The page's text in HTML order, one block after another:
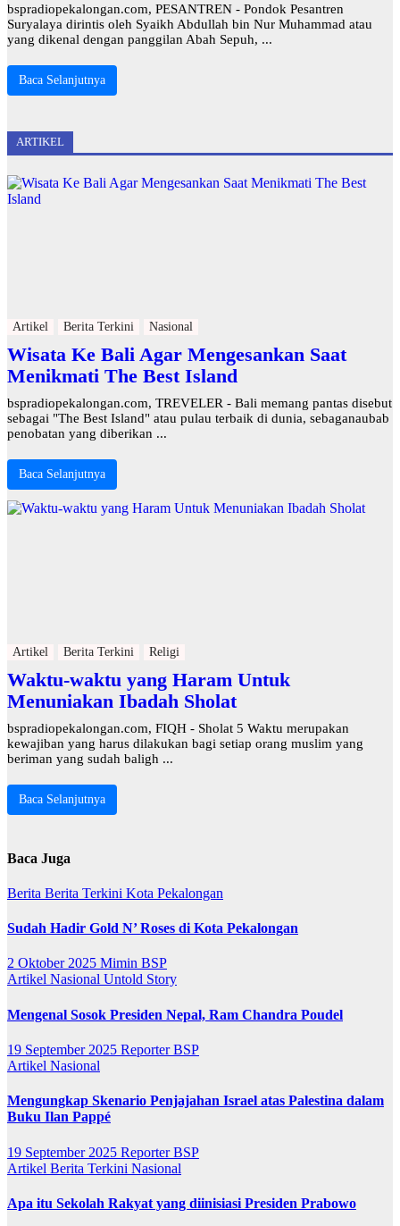
bspradiopekalongan.com, PESANTREN - Pondok Pesantren
Suryalaya dirintis oleh Syaikh Abdullah bin Nur Muhammad atau
yang dikenal dengan panggilan Abah Sepuh, ...
Baca Selanjutnya
ARTIKEL
Artikel Berita Terkini Nasional
Wisata Ke Bali Agar Mengesankan Saat
Menikmati The Best Island
bspradiopekalongan.com, TREVELER - Bali memang pantas disebut
sebagai "The Best Island" atau pulau terbaik di dunia, sebaganaubab
penobatan yang diberikan ...
Baca Selanjutnya
Artikel Berita Terkini Religi
Waktu-waktu yang Haram Untuk
Menuniakan Ibadah Sholat
bspradiopekalongan.com, FIQH - Sholat 5 Waktu merupakan
kewajiban yang harus dilakukan bagi setiap orang muslim yang
beriman yang sudah baligh ...
Baca Selanjutnya
Baca Juga
Berita Berita Terkini Kota Pekalongan
Sudah Hadir Gold N’ Roses di Kota Pekalongan
2 Oktober 2025 Mimin BSP
Artikel Nasional Untold Story
Mengenal Sosok Presiden Nepal, Ram Chandra Poudel
19 September 2025 Reporter BSP
Artikel Nasional
Mengungkap Skenario Penjajahan Israel atas Palestina dalam
Buku Ilan Pappé
19 September 2025 Reporter BSP
Artikel Berita Terkini Nasional
Apa itu Sekolah Rakyat yang diinisiasi Presiden Prabowo